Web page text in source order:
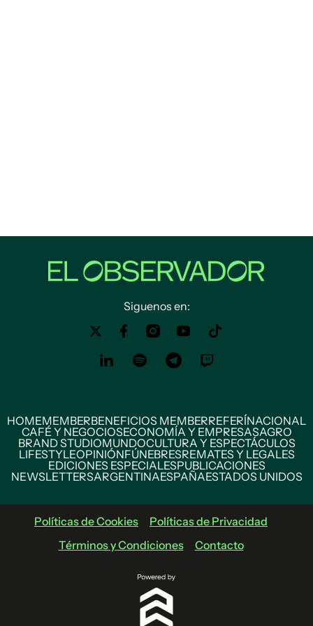
Siguenos en:
HOMEMEMBERBENEFICIOS MEMBERREFERÍNACIONAL
CAFÉ Y NEGOCIOSECONOMÍA Y EMPRESASAGRO
BRAND STUDIOMUNDOCULTURA Y ESPECTÁCULOS
LIFESTYLEOPINIÓNFÚNEBRESREMATES Y LEGALES
EDICIONES ESPECIALESPUBLICACIONES
NEWSLETTERSARGENTINAESPAÑAESTADOS UNIDOS
Políticas de Cookies
Políticas de Privacidad
Términos y Condiciones
Contacto